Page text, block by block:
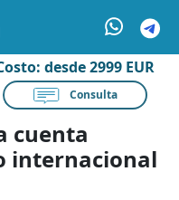
desde 2999 EUR
Consulta
cuenta
internacional